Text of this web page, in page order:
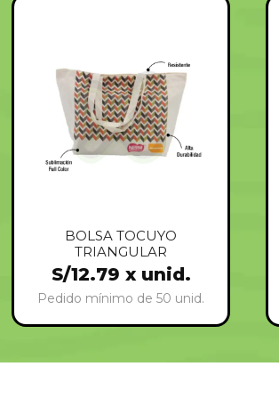
BOLSA TOCUYO
TRIANGULAR
S/12.79 x unid.
Pedido mínimo de 50 unid.